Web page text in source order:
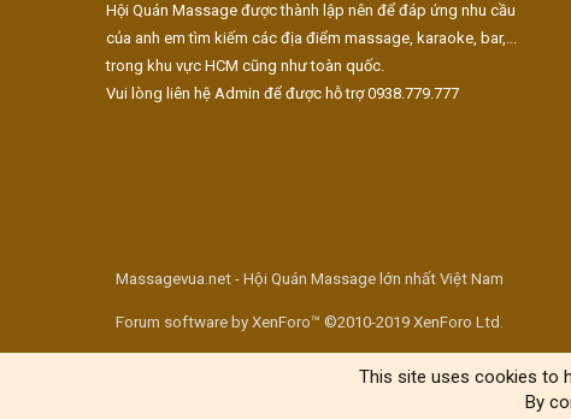
Hội Quán Massage được thành lập nên để đáp ứng nhu cầu
của anh em tìm kiếm các địa điểm massage, karaoke, bar,...
trong khu vực HCM cũng như toàn quốc.
Vui lòng liên hệ Admin để được hỗ trợ 0938.779.777
Massagevua.net - Hội Quán Massage lớn nhất Việt Nam
Forum software by XenForo™ ©2010-2019 XenForo Ltd.
This site uses cookies to
By